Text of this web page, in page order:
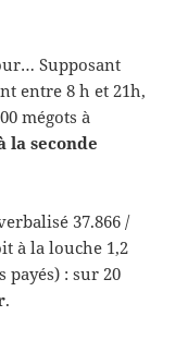
Supposant
entre 8 h et 21h,
mégots à
la seconde
37.866 /
à la louche 1,2
payés) : sur 20
.